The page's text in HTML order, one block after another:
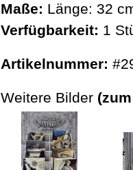
Maße: Länge: 32
Verfügbarkeit: 1
Artikelnummer:
Weitere Bilder